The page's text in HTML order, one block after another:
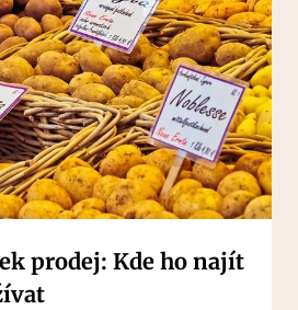
prodej: Kde ho najít